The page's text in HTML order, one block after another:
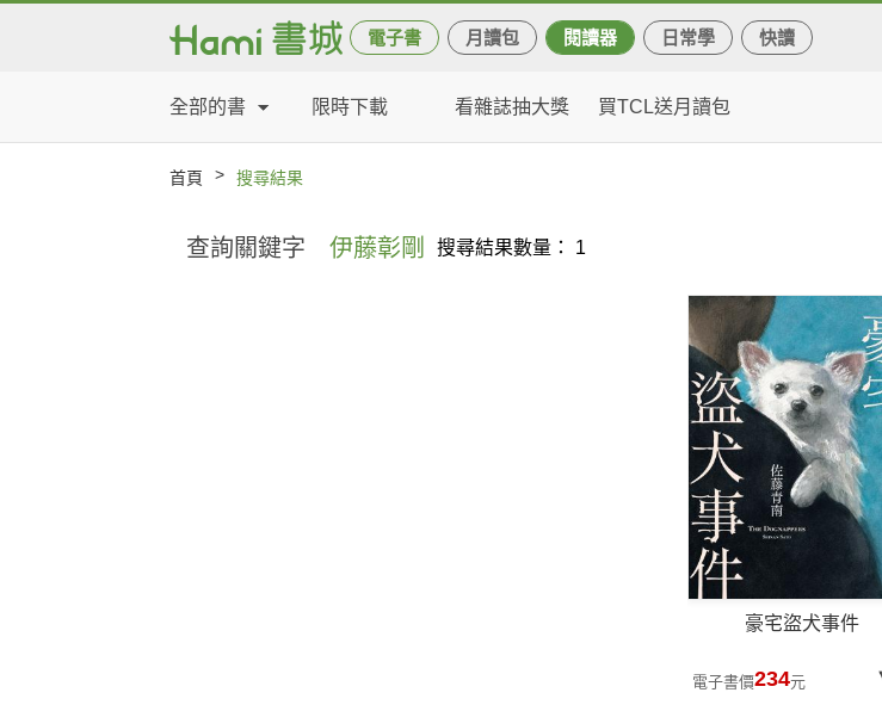
電子書 月讀包 閱讀器 日常學 快讀
全部的書 限時下載 看雜誌抽大獎 買TCL送月讀包
首頁 > 搜尋結果
查詢關鍵字 伊藤彰剛 搜尋結果數量： 1
豪宅盜犬事件
電子書價234元